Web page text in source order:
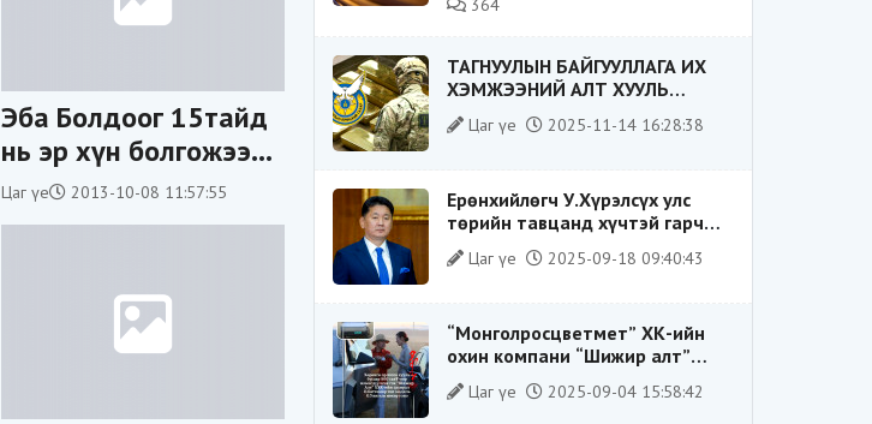
Эба Болдоог 15тайд
нь эр хүн болгожээ
(бичлэг)
Цаг үе 2013-10-08 11:57:55
364
ТАГНУУЛЫН БАЙГУУЛЛАГА ИХ
ХЭМЖЭЭНИЙ АЛТ ХУУЛЬ
БУСААР ХИЛЭЭР ГАРГАХ ГЭЖ
БАЙСАН ҮЙЛДЛИЙГ ТАСЛАН
Цаг үе 2025-11-14 16:28:38
Ерөнхийлөгч У.Хүрэлсүх улс
төрийн тавцанд хүчтэй гарч
ирэхдээ өөрийгөө шударга
ёсны төлөө тэмцэгч, “хуучин
таниулсан.
Цаг үе 2025-09-18 09:40:43
“Монголросцветмет” ХК-ийн
охин компани “Шижир алт”
ХХК-ийн Гүйцэтгэх захирлаар
ажиллаж байсан О.Баттөмөрт
Цаг үе 2025-09-04 15:58:42